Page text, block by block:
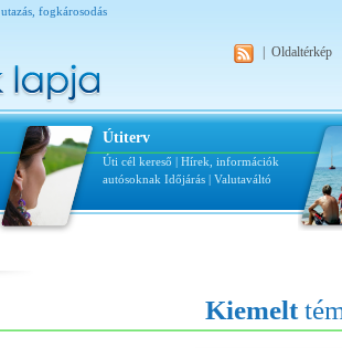
utazás, fogkárosodás
Oldaltérkép
Útiterv
Úti cél kereső | Hírek, információk
autósoknak Időjárás | Valutaváltó
Kiemelt